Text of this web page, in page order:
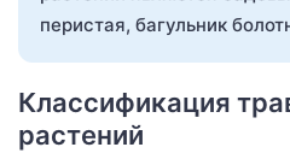
перистая, багульник
Классификация
растений